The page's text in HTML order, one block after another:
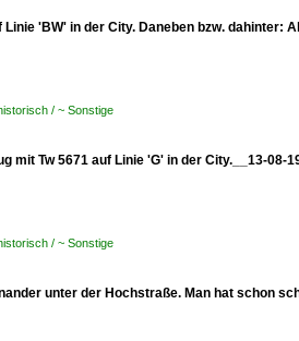
'BW' in der City. Daneben bzw. dahinter:
/ ~ Sonstige
mit Tw 5671 auf Linie 'G' in der City.__13-08-
/ ~ Sonstige
unter der Hochstraße. Man hat schon